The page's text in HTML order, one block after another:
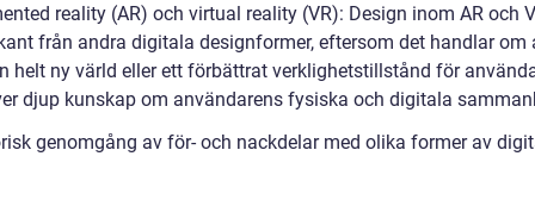
reality (AR) och virtual reality (VR): Design inom AR och
från andra digitala designformer, eftersom det handlar om
helt ny värld eller ett förbättrat verklighetstillstånd för
djup kunskap om användarens fysiska och digitala
genomgång av för- och nackdelar med olika former av